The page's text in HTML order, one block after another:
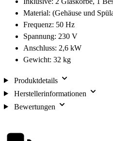
Material: (Gehäuse und
Frequenz: 50 Hz
Spannung: 230 V
Anschluss: 2,6 kW
Gewicht: 32 kg
Produktdetails
Herstellerinformationen
Bewertungen